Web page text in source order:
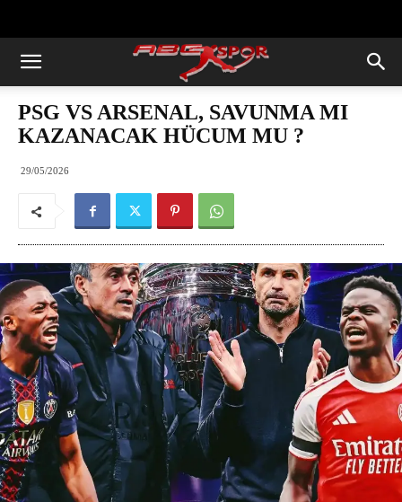
PSG VS ARSENAL, SAVUNMA MI
KAZANACAK HÜCUM MU ?
29/05/2026